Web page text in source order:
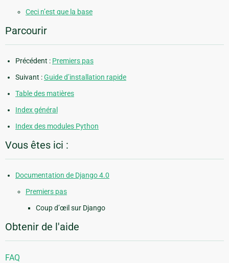
Ceci n’est que la base
Parcourir
Précédent : Premiers pas
Suivant :Guide d’installation rapide
Table des matières
Index général
Index des modules Python
Vous êtes ici :
Documentation de Django 4.0
Premiers pas
Coup d’œil sur Django
Obtenir de l'aide
FAQ